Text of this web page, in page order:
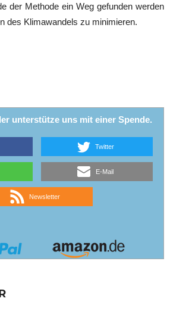
der Methode ein Weg gefunden werden
des Klimawandels zu minimieren.
unterstütze uns mit einer Spende.
Twitter
E-Mail
Newsletter